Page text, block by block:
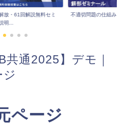
放・61回解説無料セミ
明...
不適切問題の仕組みを
通2025】デモ｜
ページ